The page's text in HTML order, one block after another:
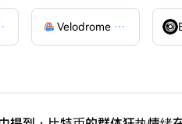
Velodrome Finance